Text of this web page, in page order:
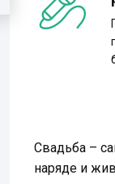
Свадьба –
наряде и